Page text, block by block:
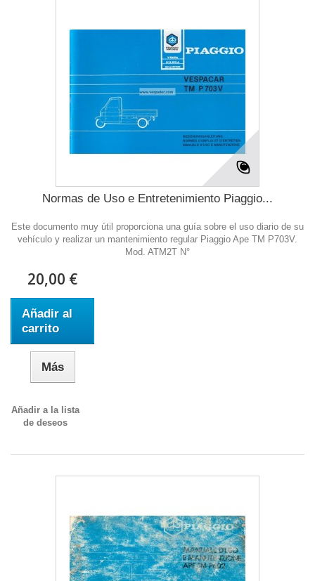
Normas de Uso e Entretenimiento Piaggio...
Este documento muy útil proporciona una guía sobre el uso diario de su
vehículo y realizar un mantenimiento regular Piaggio Ape TM P703V.
Mod. ATM2T N°
20,00 €
Añadir al
carrito
Más
Añadir a la lista
de deseos